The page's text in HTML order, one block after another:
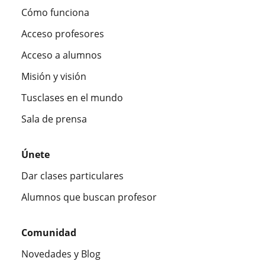
Cómo funciona
Acceso profesores
Acceso a alumnos
Misión y visión
Tusclases en el mundo
Sala de prensa
Únete
Dar clases particulares
Alumnos que buscan profesor
Comunidad
Novedades y Blog